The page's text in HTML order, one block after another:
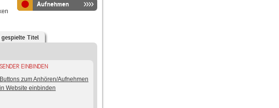
Aufnehmen
Titel
SENDER EINBINDEN
Buttons zum Anhören/Aufnehmen
in Website einbinden